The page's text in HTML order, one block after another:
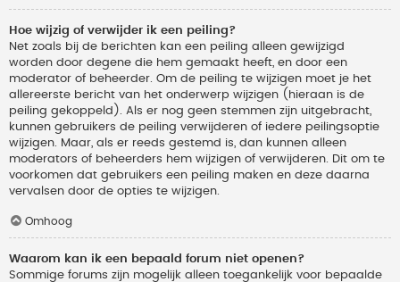
Hoe wijzig of verwijder ik een peiling?
Net zoals bij de berichten kan een peiling alleen gewijzigd
worden door degene die hem gemaakt heeft, en door een
moderator of beheerder. Om de peiling te wijzigen moet je het
allereerste bericht van het onderwerp wijzigen (hieraan is de
peiling gekoppeld). Als er nog geen stemmen zijn uitgebracht,
kunnen gebruikers de peiling verwijderen of iedere peilingsoptie
wijzigen. Maar, als er reeds gestemd is, dan kunnen alleen
moderators of beheerders hem wijzigen of verwijderen. Dit om te
voorkomen dat gebruikers een peiling maken en deze daarna
vervalsen door de opties te wijzigen.
Omhoog
Waarom kan ik een bepaald forum niet openen?
Sommige forums zijn mogelijk alleen toegankelijk voor bepaalde